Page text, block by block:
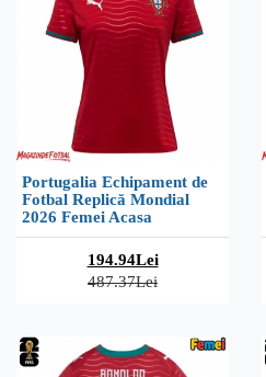
Portugalia Echipament de
Fotbal Replică Mondial
2026 Femei Acasa
194.94Lei
487.37Lei